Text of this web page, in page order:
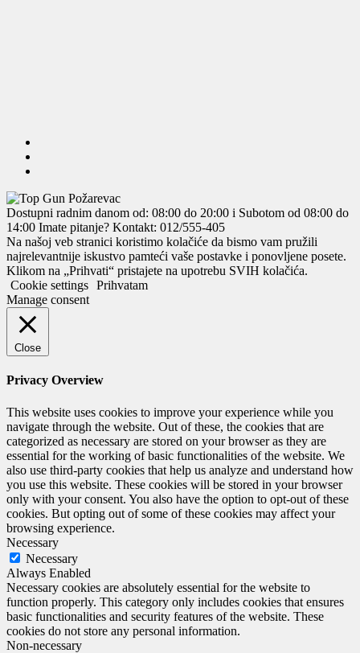
Dostupni radnim danom od: 08:00 do 20:00 i Subotom od 08:00 do
14:00 Imate pitanje? Kontakt: 012/555-405
Na našoj veb stranici koristimo kolačiće da bismo vam pružili
najrelevantnije iskustvo pamteći vaše postavke i ponovljene posete.
Klikom na „Prihvati“ pristajete na upotrebu SVIH kolačića.
Cookie settings Prihvatam
Manage consent
Close
Privacy Overview
This website uses cookies to improve your experience while you
navigate through the website. Out of these, the cookies that are
categorized as necessary are stored on your browser as they are
essential for the working of basic functionalities of the website. We
also use third-party cookies that help us analyze and understand how
you use this website. These cookies will be stored in your browser
only with your consent. You also have the option to opt-out of these
cookies. But opting out of some of these cookies may affect your
browsing experience.
Necessary
Necessary
Always Enabled
Necessary cookies are absolutely essential for the website to
function properly. This category only includes cookies that ensures
basic functionalities and security features of the website. These
cookies do not store any personal information.
Non-necessary